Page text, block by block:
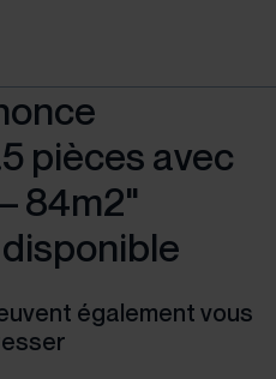
pièces avec
84m2"
également vous